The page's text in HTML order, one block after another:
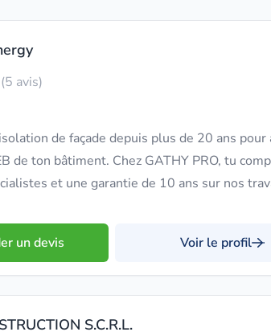
(5 avis)
de façade depuis plus de 20 ans
de ton bâtiment. Chez GATHY PRO, tu
et une garantie de 10 ans sur nos
un devis Voir le profil
S.C.R.L.